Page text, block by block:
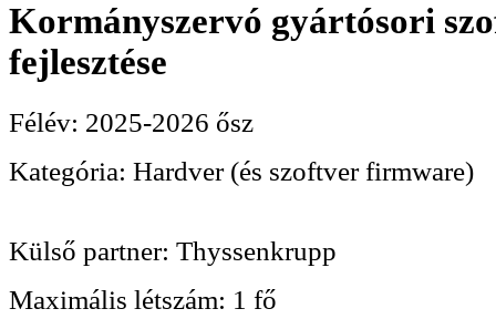
Kormányszervó gyártósori
fejlesztése
Félév: 2025-2026 ősz
Kategória: Hardver (és szoftver firmware)
Külső partner: Thyssenkrupp
Maximális létszám: 1 fő